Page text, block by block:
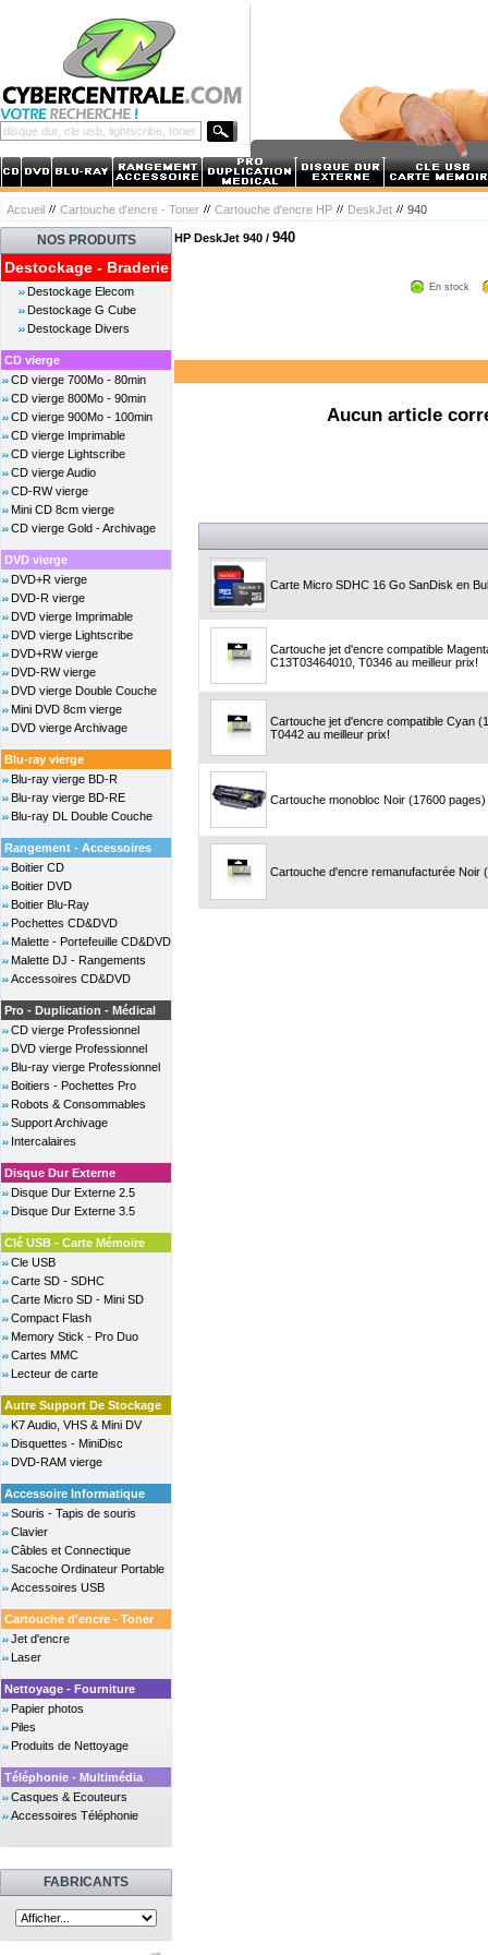
Accueil Cartouche d'encre - Toner Cartouche d'encre HP DeskJet 940
NOS PRODUITS
Destockage - Braderie
Destockage Elecom
Destockage G Cube
Destockage Divers
CD vierge
CD vierge 700Mo - 80min
CD vierge 800Mo - 90min
CD vierge 900Mo - 100min
CD vierge Imprimable
CD vierge Lightscribe
CD vierge Audio
CD-RW vierge
Mini CD 8cm vierge
CD vierge Gold - Archivage
DVD vierge
DVD+R vierge
DVD-R vierge
DVD vierge Imprimable
DVD vierge Lightscribe
DVD+RW vierge
DVD-RW vierge
DVD vierge Double Couche
Mini DVD 8cm vierge
DVD vierge Archivage
Blu-ray vierge
Blu-ray vierge BD-R
Blu-ray vierge BD-RE
Blu-ray DL Double Couche
Rangement - Accessoires
Boitier CD
Boitier DVD
Boitier Blu-Ray
Pochettes CD&DVD
Malette - Portefeuille CD&DVD
Malette DJ - Rangements
Accessoires CD&DVD
Pro - Duplication - Médical
CD vierge Professionnel
DVD vierge Professionnel
Blu-ray vierge Professionnel
Boitiers - Pochettes Pro
Robots & Consommables
Support Archivage
Intercalaires
Disque Dur Externe
Disque Dur Externe 2.5
Disque Dur Externe 3.5
Clé USB - Carte Mémoire
Cle USB
Carte SD - SDHC
Carte Micro SD - Mini SD
Compact Flash
Memory Stick - Pro Duo
Cartes MMC
Lecteur de carte
Autre Support De Stockage
K7 Audio, VHS & Mini DV
Disquettes - MiniDisc
DVD-RAM vierge
Accessoire Informatique
Souris - Tapis de souris
Clavier
Câbles et Connectique
Sacoche Ordinateur Portable
Accessoires USB
Cartouche d'encre - Toner
Jet d'encre
Laser
Nettoyage - Fourniture
Papier photos
Piles
Produits de Nettoyage
Téléphonie - Multimédia
Casques & Ecouteurs
Accessoires Téléphonie
FABRICANTS
HP DeskJet 940 / 940
En stock
Aucun article
Carte Micro SDHC 16 Go SanDisk en
Cartouche jet d'encre compatible
C13T03464010, T0346 au meilleur prix!
Cartouche jet d'encre compatible Cyan
T0442 au meilleur prix!
Cartouche monobloc Noir (17600
Cartouche d'encre remanufacturée Noir